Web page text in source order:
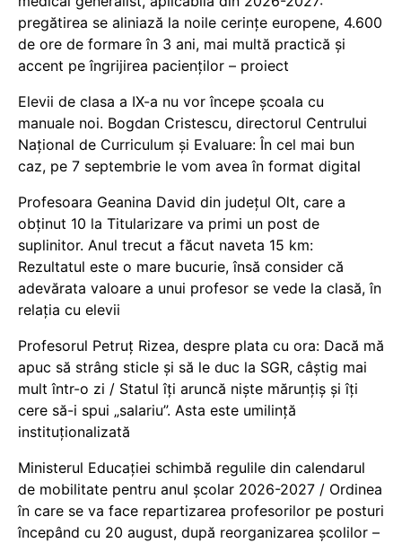
pregătirea se aliniază la noile cerințe europene, 4.600
de ore de formare în 3 ani, mai multă practică și
accent pe îngrijirea pacienților – proiect
Elevii de clasa a IX-a nu vor începe școala cu
manuale noi. Bogdan Cristescu, directorul Centrului
Național de Curriculum și Evaluare: În cel mai bun
caz, pe 7 septembrie le vom avea în format digital
Profesoara Geanina David din județul Olt, care a
obținut 10 la Titularizare va primi un post de
suplinitor. Anul trecut a făcut naveta 15 km:
Rezultatul este o mare bucurie, însă consider că
adevărata valoare a unui profesor se vede la clasă, în
relația cu elevii
Profesorul Petruț Rizea, despre plata cu ora: Dacă mă
apuc să strâng sticle și să le duc la SGR, câștig mai
mult într-o zi / Statul îți aruncă niște mărunțiș și îți
cere să-i spui „salariu”. Asta este umilință
instituționalizată
Ministerul Educației schimbă regulile din calendarul
de mobilitate pentru anul școlar 2026-2027 / Ordinea
în care se va face repartizarea profesorilor pe posturi
începând cu 20 august, după reorganizarea școlilor –